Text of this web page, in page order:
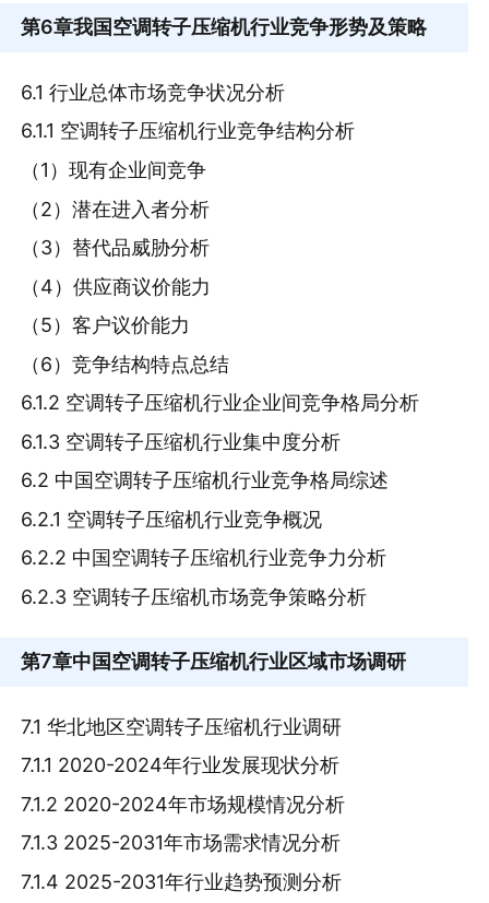
第6章我国空调转子压缩机行业竞争形势及策略
6.1 行业总体市场竞争状况分析
6.1.1 空调转子压缩机行业竞争结构分析
（1）现有企业间竞争
（2）潜在进入者分析
（3）替代品威胁分析
（4）供应商议价能力
（5）客户议价能力
（6）竞争结构特点总结
6.1.2 空调转子压缩机行业企业间竞争格局分析
6.1.3 空调转子压缩机行业集中度分析
6.2 中国空调转子压缩机行业竞争格局综述
6.2.1 空调转子压缩机行业竞争概况
6.2.2 中国空调转子压缩机行业竞争力分析
6.2.3 空调转子压缩机市场竞争策略分析
第7章中国空调转子压缩机行业区域市场调研
7.1 华北地区空调转子压缩机行业调研
7.1.1 2020-2024年行业发展现状分析
7.1.2 2020-2024年市场规模情况分析
7.1.3 2025-2031年市场需求情况分析
7.1.4 2025-2031年行业趋势预测分析